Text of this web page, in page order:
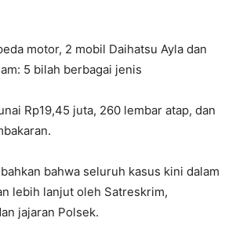
motor, 2 mobil Daihatsu Ayla dan
5 bilah berbagai jenis
Rp19,45 juta, 260 lembar atap, dan
bahwa seluruh kasus kini dalam
lebih lanjut oleh Satreskrim,
jajaran Polsek.